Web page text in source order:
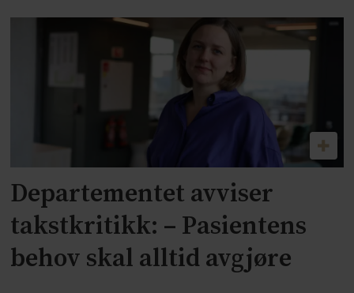
Departementet avviser
takstkritikk: – Pasientens
behov skal alltid avgjøre